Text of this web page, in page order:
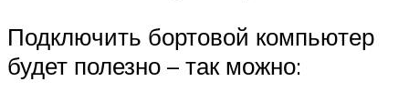
Подключить бортовой компьютер
будет полезно – так можно: